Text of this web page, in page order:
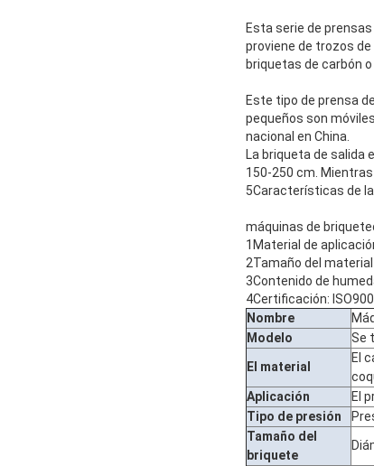
Esta serie de
proviene de trozos
briquetas de carbón
Este tipo de prensa
pequeños son
nacional en China.
La briqueta de salida
150-250 cm.
5Características de
máquinas de
1Material de
2Tamaño del
3Contenido de
4Certificación:
Nombre
Modelo
Se
El material
El
Aplicación
El
Tipo de presión
Tamaño del
briquete